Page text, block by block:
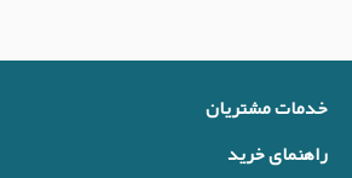
خدمات مشتریان
راهنمای خرید